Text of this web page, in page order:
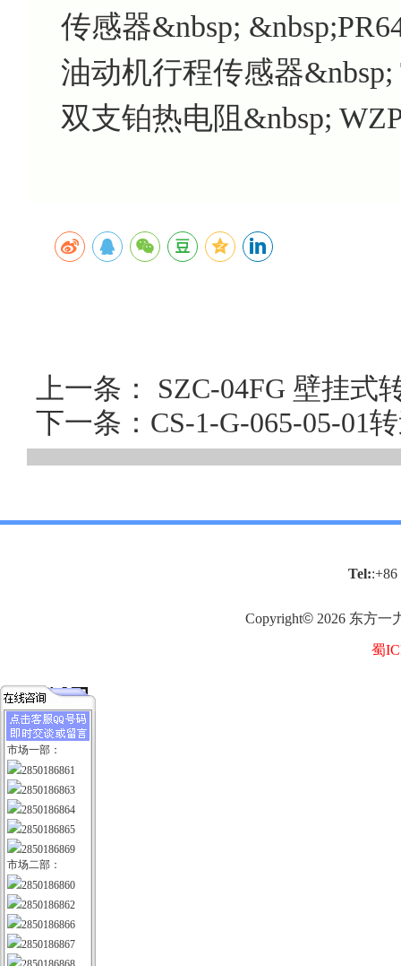
传感器&nbsp;
油动机行程传感器&nbsp;
双支铂热电阻&nbsp;
上一条： SZC-04FG 壁挂
下一条：CS-1-G-065-05-01
Tel::+86
Copyright© 2026 东方一
蜀
市场一部：
2850186861
2850186863
2850186864
2850186865
2850186869
市场二部：
2850186860
2850186862
2850186866
2850186867